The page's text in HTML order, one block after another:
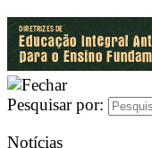
Pesquisar por:
Notícias